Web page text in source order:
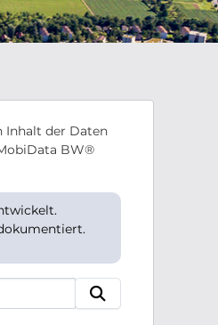
Inhalt der Daten
BW®